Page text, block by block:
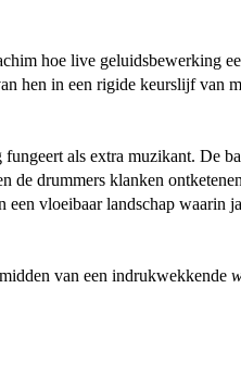
hoe live geluidsbewerking
hen in een rigide keurslijf van
als extra muzikant. De
de drummers klanken
vloeibaar landschap waarin
van een indrukwekkende